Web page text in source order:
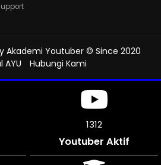
Akademi Youtuber © Since 2020
AYU
Hubungi Kami
1312
Youtuber Aktif